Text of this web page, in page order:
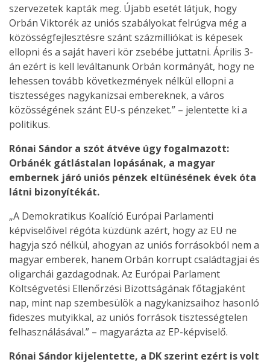
szervezetek kapták meg. Újabb esetét látjuk, hogy
Orbán Viktorék az uniós szabályokat felrúgva még a
közösségfejlesztésre szánt százmilliókat is képesek
ellopni és a saját haveri kör zsebébe juttatni. Április 3-
án ezért is kell leváltanunk Orbán kormányát, hogy ne
lehessen tovább következmények nélkül ellopni a
tisztességes nagykanizsai embereknek, a város
közösségének szánt EU-s pénzeket.” – jelentette ki a
politikus.
Rónai Sándor a szót átvéve úgy fogalmazott:
Orbánék gátlástalan lopásának, a magyar
embernek járó uniós pénzek eltünésének évek óta
látni bizonyítékát.
„A Demokratikus Koalíció Európai Parlamenti
képviselőivel régóta küzdünk azért, hogy az EU ne
hagyja szó nélkül, ahogyan az uniós forrásokból nem a
magyar emberek, hanem Orbán korrupt családtagjai és
oligarchái gazdagodnak. Az Európai Parlament
Költségvetési Ellenőrzési Bizottságának főtagjaként
nap, mint nap szembesülök a nagykanizsaihoz hasonló
fideszes mutyikkal, az uniós források tisztességtelen
felhasználásával.” – magyarázta az EP-képviselő.
Rónai Sándor kijelentette, a DK szerint ezért is volt